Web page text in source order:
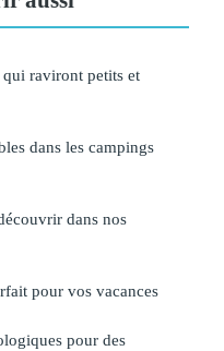
qui raviront petits et
dans les campings
dans nos
pour vos vacances
pour des